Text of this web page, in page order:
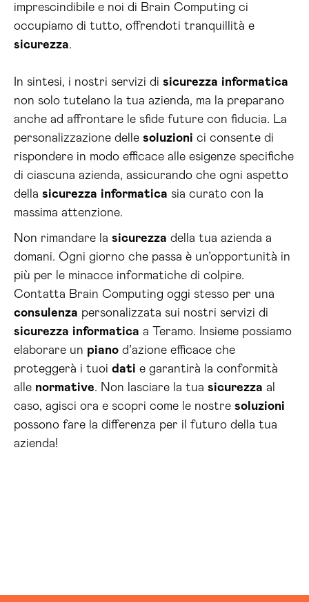
imprescindibile e noi di Brain Computing ci
occupiamo di tutto, offrendoti tranquillità e
sicurezza.
In sintesi, i nostri servizi di sicurezza informatica
non solo tutelano la tua azienda, ma la preparano
anche ad affrontare le sfide future con fiducia. La
personalizzazione delle soluzioni ci consente di
rispondere in modo efficace alle esigenze specifiche
di ciascuna azienda, assicurando che ogni aspetto
della sicurezza informatica sia curato con la
massima attenzione.
Non rimandare la sicurezza della tua azienda a
domani. Ogni giorno che passa è un’opportunità in
più per le minacce informatiche di colpire.
Contatta Brain Computing oggi stesso per una
consulenza personalizzata sui nostri servizi di
sicurezza informatica a Teramo. Insieme possiamo
elaborare un piano d’azione efficace che
proteggerà i tuoi dati e garantirà la conformità
alle normative. Non lasciare la tua sicurezza al
caso, agisci ora e scopri come le nostre soluzioni
possono fare la differenza per il futuro della tua
azienda!